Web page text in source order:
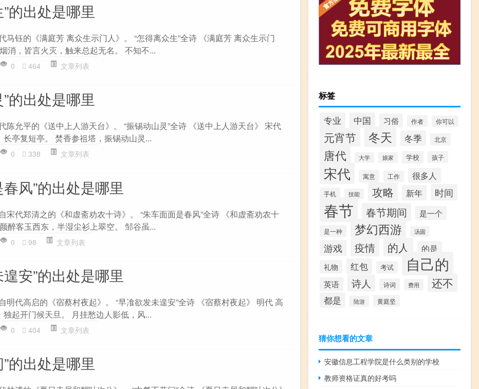
的出处是哪里
马钰的《满庭芳 离众生示门人》。 “怎得离众生”全诗 《满庭芳 离众生示门
消，皆言火灭，触来总起无名。 不知不...
0 464 文章列表
的出处是哪里
陈允平的《送中上人游天台》。 “振锡动山灵”全诗 《送中上人游天台》 宋代
亭复短亭。 焚香参祖塔，振锡动山灵...
0 338 文章列表
风”的出处是哪里
宋代郑清之的《和虚斋劝农十诗》。 “朱车面面是春风”全诗 《和虚斋劝农十
醉客玉西东，半湿尘衫上翠空。 邹谷虽...
0 98 文章列表
安”的出处是哪里
明代高启的《宿蔡村夜起》。 “早飡欲发未遑安”全诗 《宿蔡村夜起》 明代 高
独起开门候天旦。 月挂愁边人影低，风...
0 404 文章列表
的出处是哪里
标签
专业 中国 习俗 作者 你可以
元宵节 冬天 冬季 北京
唐代 大学 娘家 学校 孩子
宋代 寓意 工作 很多人
手机 技能 攻略 新年 时间
春节 春节期间 是一个
是一种 梦幻西游 汤圆
游戏 疫情 的人 的是
礼物 红包 考试 自己的
英语 诗人 诗词 费用 还不
都是 陆游 黄庭坚
猜你想看的文章
安徽信息工程学院是什么类别的学校
教师资格证真的好考吗